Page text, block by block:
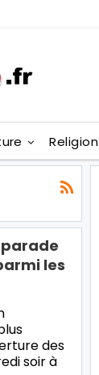
Religion
parade
les
des
soir à